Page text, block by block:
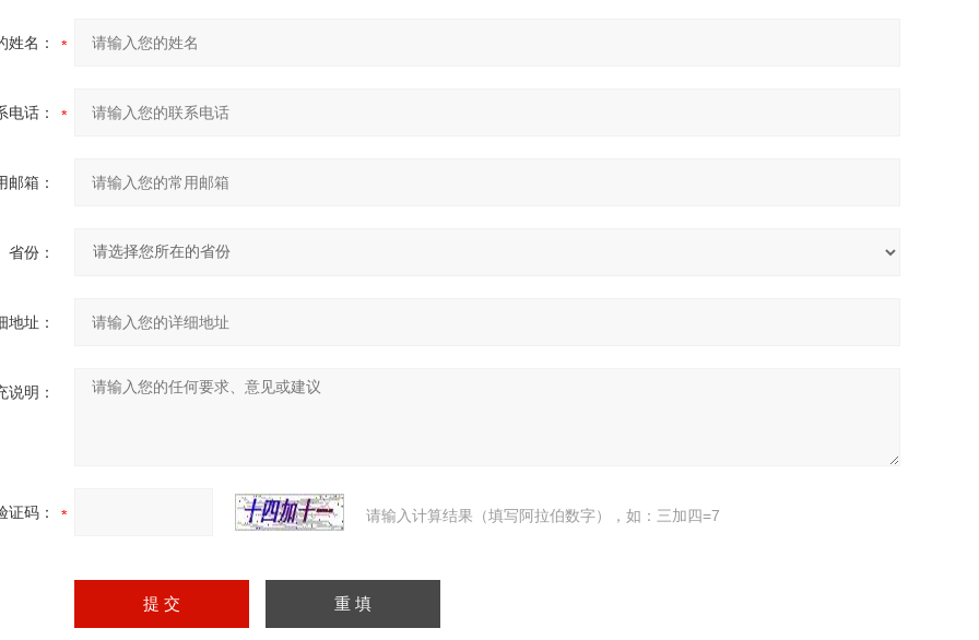
姓名：
电话：
邮箱：
省份：
地址：
说明：
证码： 请输入计算结果（填写阿拉伯数字），如：三加四=7